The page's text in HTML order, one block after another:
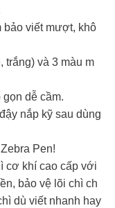
viết mượt, khô
trắng) và 3 màu m
dễ cầm.
nắp kỹ sau dùng
Pen!
cơ khí cao cấp với
bảo vệ lõi chì ch
dù viết nhanh hay